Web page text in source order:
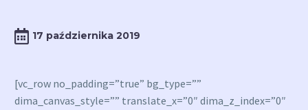
17 października 2019
[vc_row no_padding=”true” bg_type=””
dima_canvas_style=”” translate_x=”0″ dima_z_index=”0″